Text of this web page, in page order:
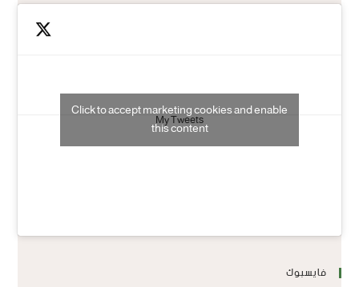
My Tweets
Click to accept marketing cookies and enable
this content
فايسبوك